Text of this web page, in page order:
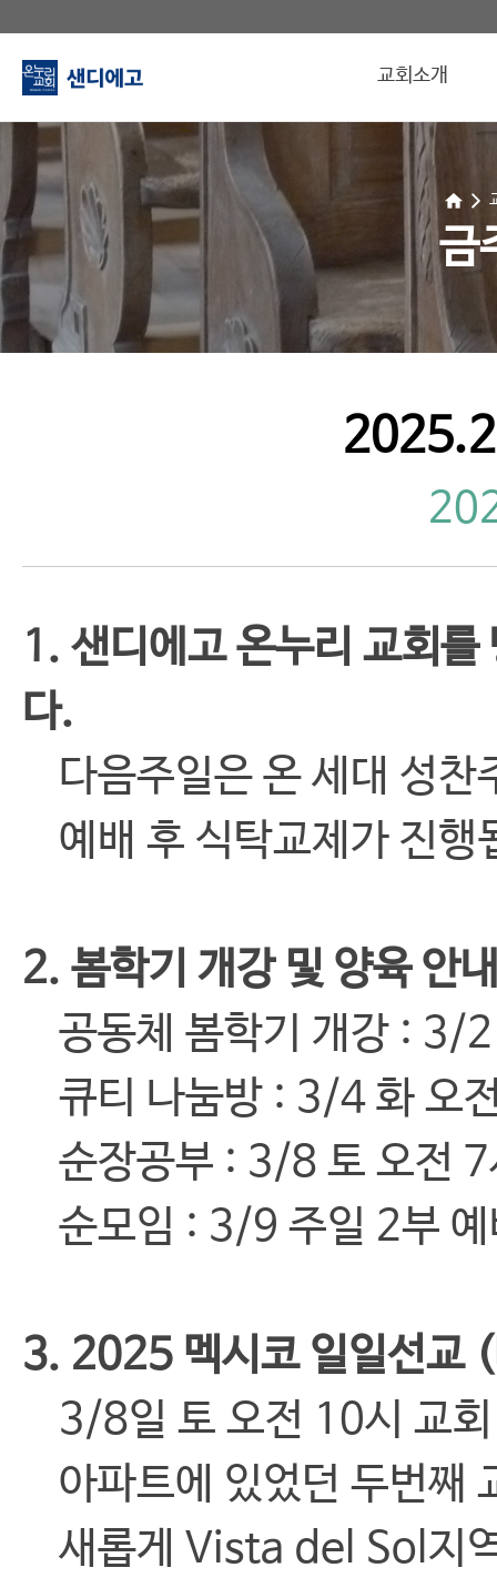
교회소개
금
1. 샌디에고 온누리 교회
다.
다음주일은 온 세대 성찬
예배 후 식탁교제가 진행
2. 봄학기 개강 및 양육 안
공동체 봄학기 개강 : 3/
큐티 나눔방 : 3/4 화 오
순장공부 : 3/8 토 오전 7
순모임 : 3/9 주일 2부 예
3. 2025 멕시코 일일선교
3/8일 토 오전 10시 교회
아파트에 있었던 두번째
새롭게 Vista del Sol지